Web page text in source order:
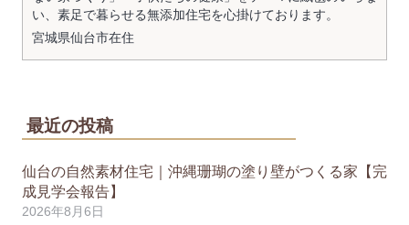
い、素足で暮らせる無添加住宅を心掛けております。
宮城県仙台市在住
最近の投稿
仙台の自然素材住宅｜沖縄珊瑚の塗り壁がつくる家【完
成見学会報告】
2026年8月6日